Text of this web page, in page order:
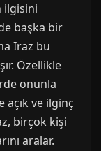
ilgisini
başka bir
Iraz bu
Özellikle
onunla
açık ve ilginç
birçok kişi
aralar.